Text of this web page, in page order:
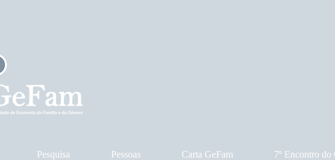
Pesquisa Pessoas Carta GeFam 7º Encontro do